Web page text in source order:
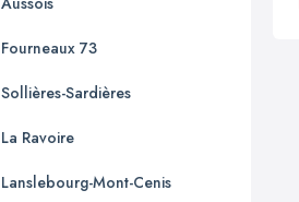
Fourneaux 73
Sollières-Sardières
La Ravoire
Lanslebourg-Mont-Cenis